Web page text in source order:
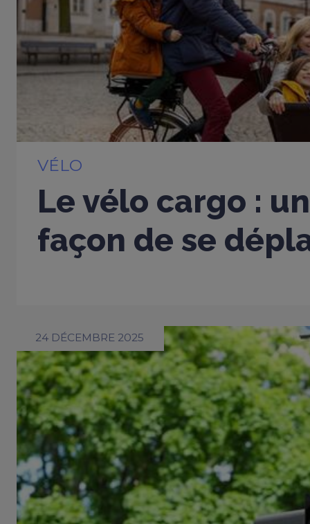
VÉLO
Le vélo cargo :
façon de se
24 DÉCEMBRE 2025